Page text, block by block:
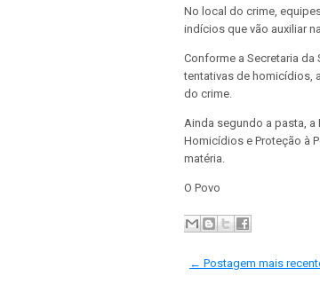
No local do crime,
indícios que vão auxiliar
Conforme a Secretaria da
tentativas de homicídios,
do crime.
Ainda segundo a pasta, a
Homicídios e Proteção à
matéria.
O Povo
← Postagem mais